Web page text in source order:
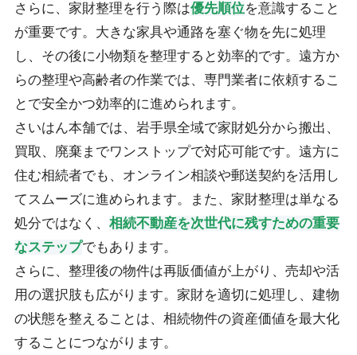
さらに、家財整理を行う際は優先順位を意識すること
が重要です。大きな家具や通路を塞ぐ物を先に処理
し、その後に小物類を整理すると効率的です。遠方か
らの整理や高齢者の作業では、専門業者に依頼するこ
とで安全かつ効率的に進められます。
さいはん本舗では、岩手県全域で家財処分から搬出、
買取、廃棄までワンストップで対応可能です。遠方に
住む相続者でも、オンライン相談や郵送契約を活用し
てスムーズに進められます。また、家財整理は単なる
処分ではなく、 相続不動産を次世代に残すための重要
なステップでもあります。
さらに、整理後の物件は再販価値が上がり、売却や活
用の選択肢も広がります。家財を適切に処理し、建物
の状態を整えることは、相続物件の資産価値を最大化
することにつながります。